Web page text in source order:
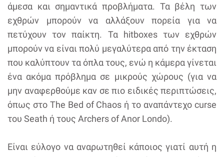
άμεσα και σημαντικά προβλήματα. Τα βέλη των
εχθρών μπορούν να αλλάξουν πορεία για να
πετύχουν τον παίκτη. Τα hitboxes των εχθρών
μπορούν να είναι πολύ μεγαλύτερα από την έκταση
που καλύπτουν τα όπλα τους, ενώ η κάμερα γίνεται
ένα ακόμα πρόβλημα σε μικρούς χώρους (για να
μην αναφερθούμε καν σε πιο ειδικές περιπτώσεις,
όπως στο The Bed of Chaos ή το αναπάντεχο curse
του Seath ή τους Archers of Anor Londo).
Είναι εύλογο να αναρωτηθεί κάποιος γιατί αυτή η